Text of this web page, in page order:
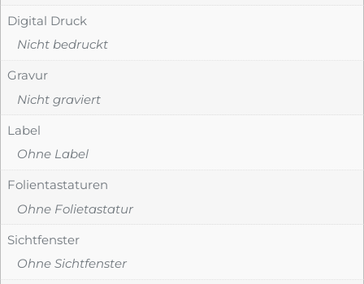
Digital Druck
Nicht bedruckt
Gravur
Nicht graviert
Label
Ohne Label
Folientastaturen
Ohne Folietastatur
Sichtfenster
Ohne Sichtfenster